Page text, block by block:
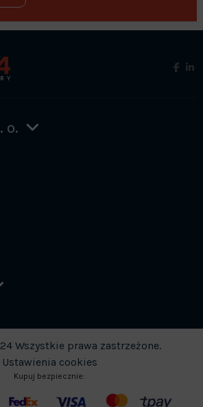
o.
Wszystkie prawa zastrzeżone.
Ustawienia cookies
Kupuj bezpiecznie: